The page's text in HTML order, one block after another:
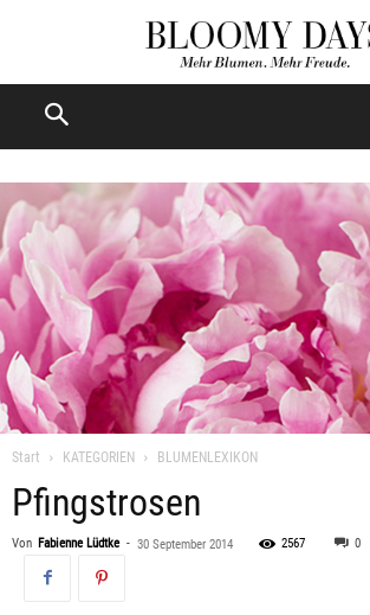
Start KATEGORIEN BLUMENLEXIKON
Pfingstrosen
Von Fabienne Lüdtke - 30 September 2014 2567 0